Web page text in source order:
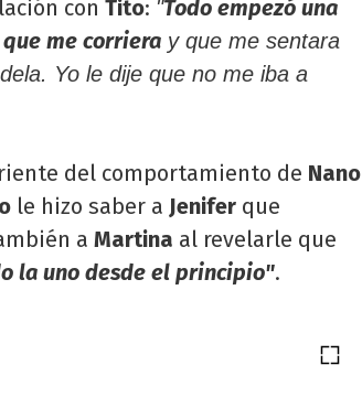
con Tito: "Todo empezó una
me corriera y que me sentara
Yo le dije que no me iba a
del comportamiento de Nano
le hizo saber a Jenifer que
a Martina al revelarle que
la uno desde el principio".